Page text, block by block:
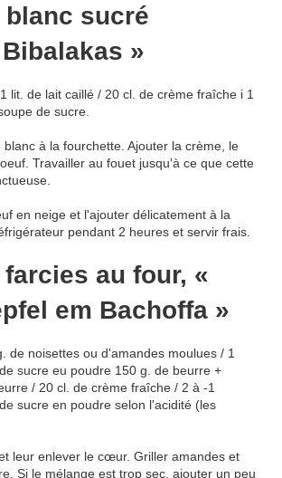
blanc sucré
»
lit. de lait caillé / 20 cl. de crème fraîche i 1
de sucre.
à la fourchette. Ajouter la crème, le
Travailler au fouet jusqu'à ce que cette
en neige et l'ajouter délicatement à la
pendant 2 heures et servir frais.
au four, «
em Bachoffa »
de noisettes ou d'amandes moulues / 1
sucre eu poudre 150 g. de beurre +
/ 20 cl. de crème fraîche / 2 à -1
sucre en poudre selon l'acidité (les
leur enlever le cœur. Griller amandes et
Si le mélange est trop sec, ajouter un peu